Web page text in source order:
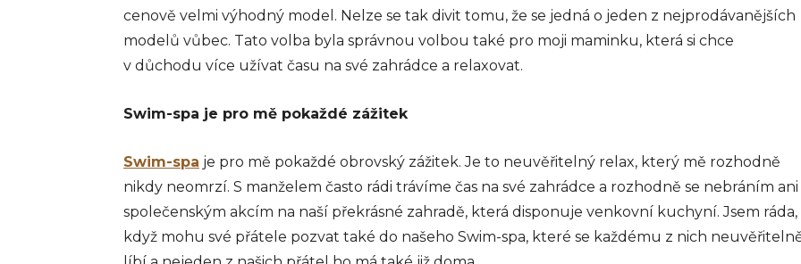
cenově velmi výhodný model. Nelze se tak divit tomu, že se jedná o jeden z nejprodávanějších
modelů vůbec. Tato volba byla správnou volbou také pro moji maminku, která si chce
v důchodu více užívat času na své zahrádce a relaxovat.
Swim-spa je pro mě pokaždé zážitek
Swim-spa je pro mě pokaždé obrovský zážitek. Je to neuvěřitelný relax, který mě rozhodně
nikdy neomrzí. S manželem často rádi trávíme čas na své zahrádce a rozhodně se nebráním ani
společenským akcím na naší překrásné zahradě, která disponuje venkovní kuchyní. Jsem ráda,
když mohu své přátele pozvat také do našeho Swim-spa, které se každému z nich